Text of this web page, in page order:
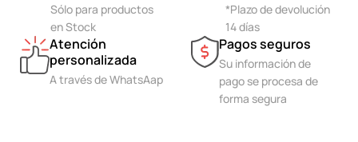
Sólo para productos
en Stock
*Plazo de devolución
14 días
Atención
personalizada
A través de WhatsAap
Pagos seguros
Su información de
pago se procesa de
forma segura